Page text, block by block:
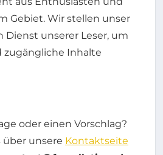
Gebiet. Wir stellen unser
Dienst unserer Leser, um
zugängliche Inhalte
oder einen Vorschlag?
über unsere Kontaktseite